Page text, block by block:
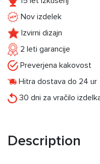
Nov izdelek
Izvirni dizajn
2 leti garancije
Preverjena kakovost
Hitra dostava do 24 ur
30 dni za vračilo
Description